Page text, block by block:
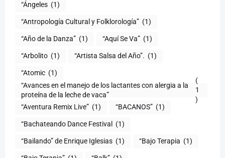
“Ángeles (1)
“Antropología Cultural y Folklorología” (1)
“Año de la Danza” (1) “Aquí Se Va” (1)
“Arbolito (1) “Artista Salsa del Año”. (1)
“Atomic (1)
“Avances en el manejo de los lactantes con alergia a la
proteína de la leche de vaca”
(
1
)
“Aventura Remix Live” (1) “BACANOS” (1)
“Bachateando Dance Festival (1)
“Bailando” de Enrique Iglesias (1) “Bajo Terapia (1)